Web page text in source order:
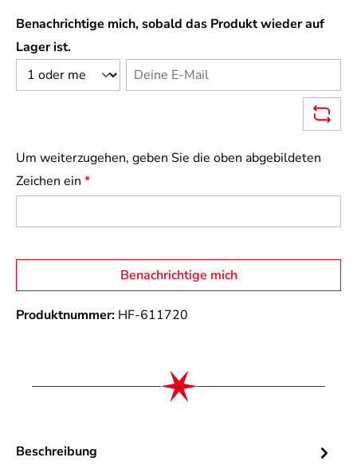
Benachrichtige mich, sobald das Produkt wieder auf
Lager ist.
Deine E-Mail
Um weiterzugehen, geben Sie die oben abgebildeten
Zeichen ein *
Benachrichtige mich
Produktnummer: HF-611720
Beschreibung